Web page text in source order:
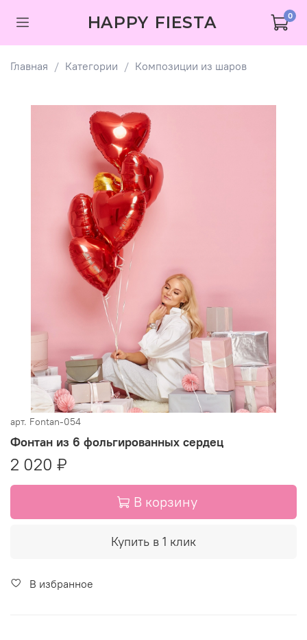
HAPPY FIESTA 0
Главная Категории Композиции из шаров
арт. Fontan-054
Фонтан из 6 фольгированных сердец
2 020 ₽
В корзину
Купить в 1 клик
В избранное